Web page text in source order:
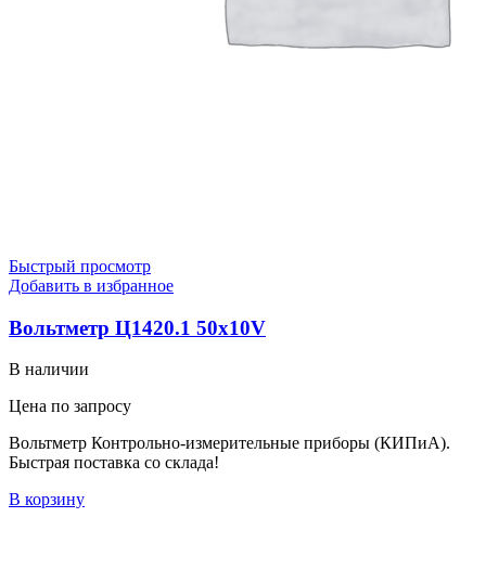
Быстрый просмотр
Добавить в избранное
Вольтметр Ц1420.1 50х10V
В наличии
Цена по запросу
Вольтметр Контрольно-измерительные приборы (КИПиА).
Быстрая поставка со склада!
В корзину